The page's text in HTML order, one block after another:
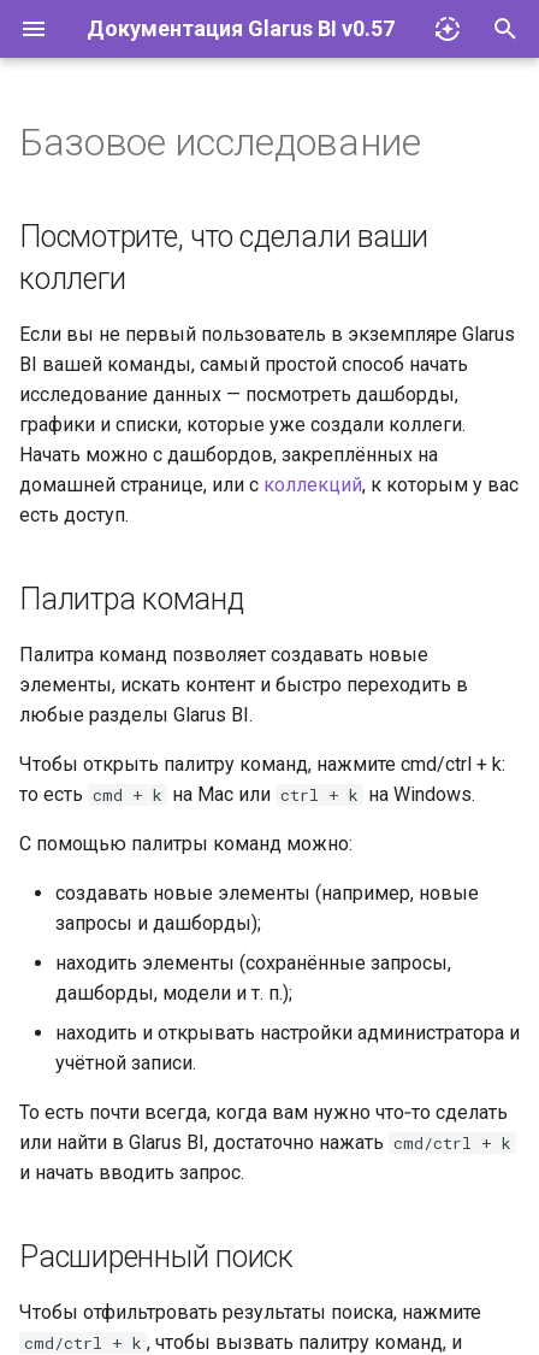
Документация Glarus BI v0.57
и
л
з
ц
п
о
Импорт файлов Excel
Запросы
Визуализации
Дашборды
Моделирование данных
Действия
Организация
Glarus AI
Провайдеры LLM
Соответствие 152-ФЗ
Сетевые требования и SLA
Glarus BI и Claude AI
Установка и эксплуатация
Конфигурация
Управление плагинами
Базы данных
Учётные записи и группы
Разрешения
Инструменты
Документация API Glarus BI
Пользовательские графики
Базовое исследование
Посмотрите, что сделали ваши
коллеги
Если вы не первый пользователь в экземпляре Glarus
BI вашей команды, самый простой способ начать
исследование данных — посмотреть дашборды,
графики и списки, которые уже создали коллеги.
Начать можно с дашбордов, закреплённых на
домашней странице, или с коллекций, к которым у вас
есть доступ.
Палитра команд
Палитра команд позволяет создавать новые
элементы, искать контент и быстро переходить в
любые разделы Glarus BI.
Чтобы открыть палитру команд, нажмите cmd/ctrl + k:
то есть cmd + k на Mac или ctrl + k на Windows.
С помощью палитры команд можно:
создавать новые элементы (например, новые
запросы и дашборды);
находить элементы (сохранённые запросы,
дашборды, модели и т. п.);
находить и открывать настройки администратора и
учётной записи.
То есть почти всегда, когда вам нужно что‑то сделать
или найти в Glarus BI, достаточно нажать cmd/ctrl + k
и начать вводить запрос.
Расширенный поиск
Чтобы отфильтровать результаты поиска, нажмите
cmd/ctrl + k , чтобы вызвать палитру команд, и